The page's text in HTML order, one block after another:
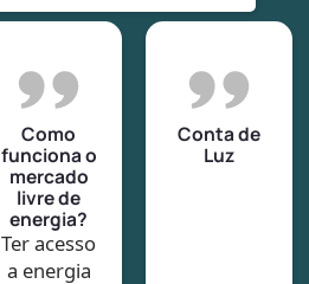
Como
funciona o
mercado
livre de
energia?
Ter acesso
a energia
Conta de
Luz